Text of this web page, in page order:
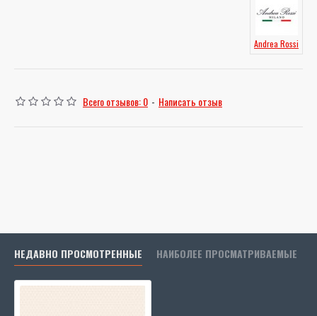
Andrea Rossi
Всего отзывов: 0 - Написать отзыв
НЕДАВНО ПРОСМОТРЕННЫЕ НАИБОЛЕЕ ПРОСМАТРИВАЕМЫЕ